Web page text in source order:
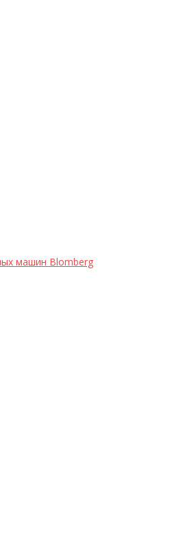
машин Blomberg